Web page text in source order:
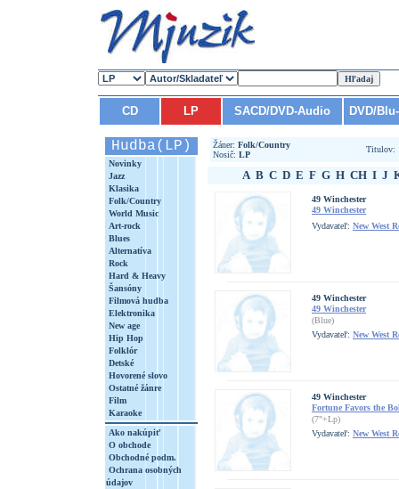
CD LP SACD/DVD-Audio DVD/
Hudba(LP)
Novinky
Jazz
Klasika
Folk/Country
World Music
Art-rock
Blues
Alternatíva
Rock
Hard & Heavy
Šansóny
Filmová hudba
Elektronika
New age
Hip Hop
Folklór
Detské
Hovorené slovo
Ostatné žánre
Film
Karaoke
Ako nakúpiť
O obchode
Obchodné podm.
Ochrana osobných
údajov
Žáner: Folk/Country
Nosič: LP
Titulov:
A B C D E F G H CH I J
49 Winchester
49 Winchester
Vydavateľ: New West
49 Winchester
49 Winchester
(Blue)
Vydavateľ: New West
49 Winchester
Fortune Favors the
(7"+Lp)
Vydavateľ: New West